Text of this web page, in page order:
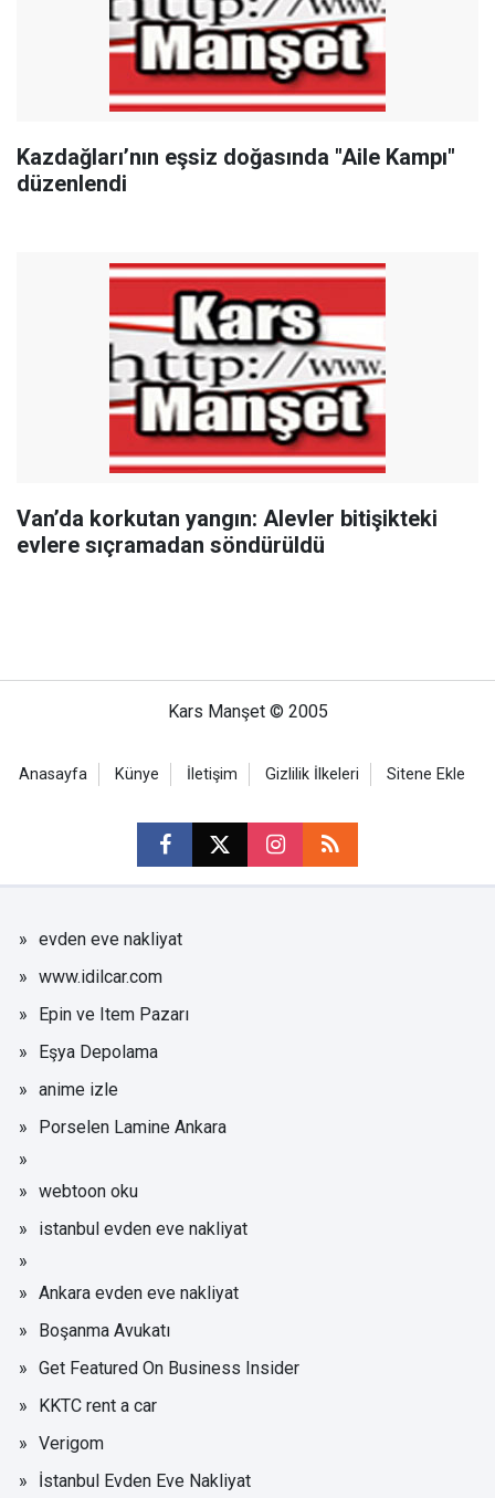
Kazdağları’nın eşsiz doğasında "Aile Kampı"
düzenlendi
Van’da korkutan yangın: Alevler bitişikteki
evlere sıçramadan söndürüldü
Kars Manşet © 2005
Anasayfa Künye İletişim Gizlilik İlkeleri Sitene Ekle
evden eve nakliyat
www.idilcar.com
Epin ve Item Pazarı
Eşya Depolama
anime izle
Porselen Lamine Ankara
webtoon oku
istanbul evden eve nakliyat
Ankara evden eve nakliyat
Boşanma Avukatı
Get Featured On Business Insider
KKTC rent a car
Verigom
İstanbul Evden Eve Nakliyat